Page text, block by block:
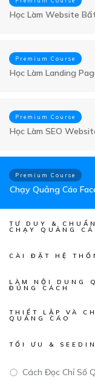
Học Làm Website
Premium Course
Học Làm Landing
Premium Course
​Học ​Làm SEO
Premium Course
Chạy Quảng Cáo
TƯ DUY &
CHẠY QUẢNG
CÀI ĐẶT HỆ
LÀM NỘI DUNG
ĐÚNG CÁCH
THIẾT LẬP VÀ
QUẢNG CÁO
TỐI ƯU &
Cách Đọc Chỉ Số